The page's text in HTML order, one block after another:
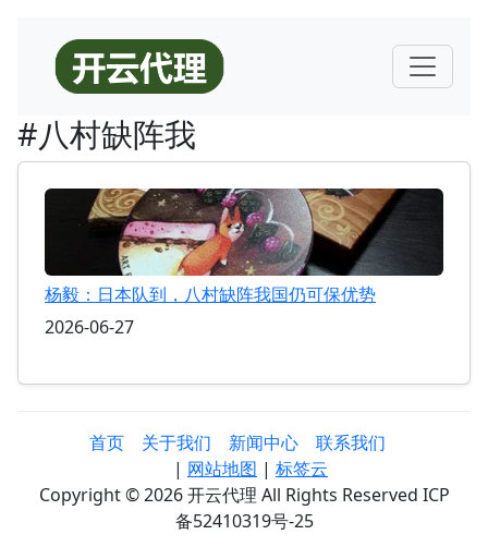
#八村缺阵我
杨毅：日本队到，八村缺阵我国仍可保优势
2026-06-27
首页 关于我们 新闻中心
联系我们
| 网站地图 | 标签云
Copyright © 2026 开云代理 All Rights Reserved ICP
备52410319号-25